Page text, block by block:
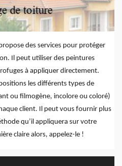
des services pour protéger
Il peut utiliser des peintures
à appliquer directement.
les différents types de
ou filmogène, incolore ou coloré)
client. Il peut vous fournir plus
qu’il appliquera sur votre
claire alors, appelez-le !